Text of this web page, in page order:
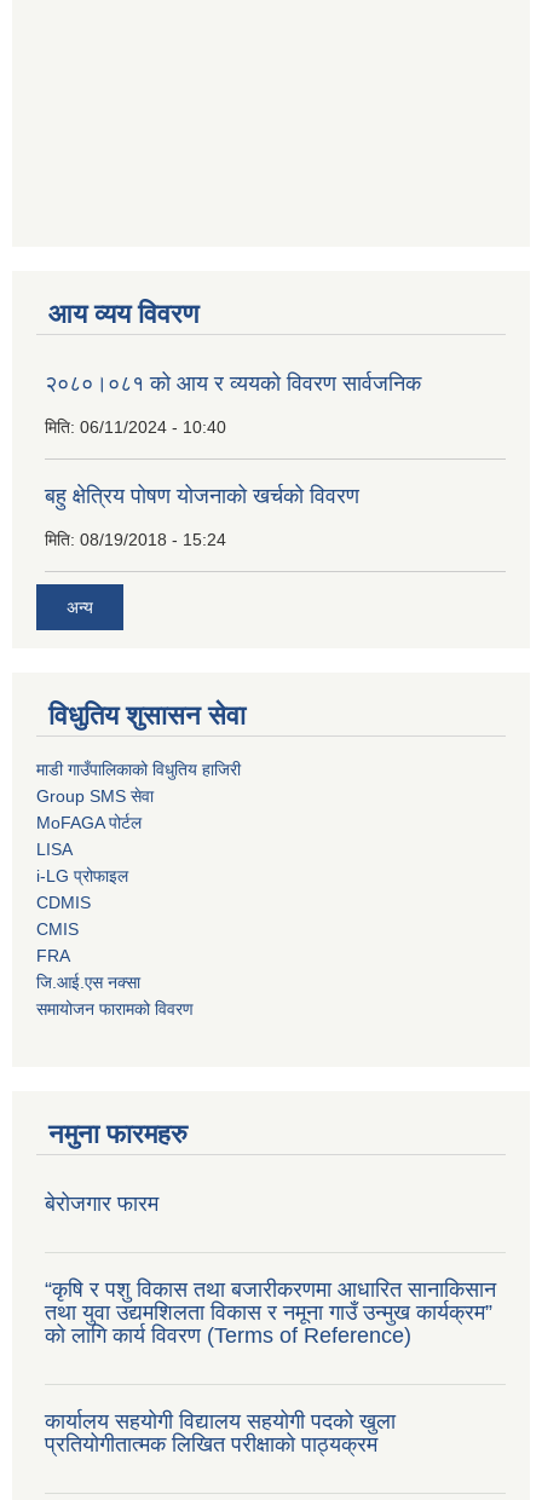
आय व्यय विवरण
२०८०।०८१ को आय र व्ययको विवरण सार्वजनिक
मिति: 06/11/2024 - 10:40
बहु क्षेत्रिय पोषण योजनाको खर्चको विवरण
मिति: 08/19/2018 - 15:24
अन्य
विधुतिय शुसासन सेवा
माडी गाउँपालिकाको विधुतिय हाजिरी
Group SMS सेवा
MoFAGA पोर्टल
LISA
i-LG प्रोफाइल
CDMIS
CMIS
FRA
जि.आई.एस नक्सा
समायोजन फारामको विवरण
नमुना फारमहरु
बेरोजगार फारम
“कृषि र पशु विकास तथा बजारीकरणमा आधारित सानाकिसान
तथा युवा उद्यमशिलता विकास र नमूना गाउँ उन्मुख कार्यक्रम”
को लागि कार्य विवरण (Terms of Reference)
कार्यालय सहयोगी विद्यालय सहयोगी पदको खुला
प्रतियोगीतात्मक लिखित परीक्षाको पाठ्यक्रम